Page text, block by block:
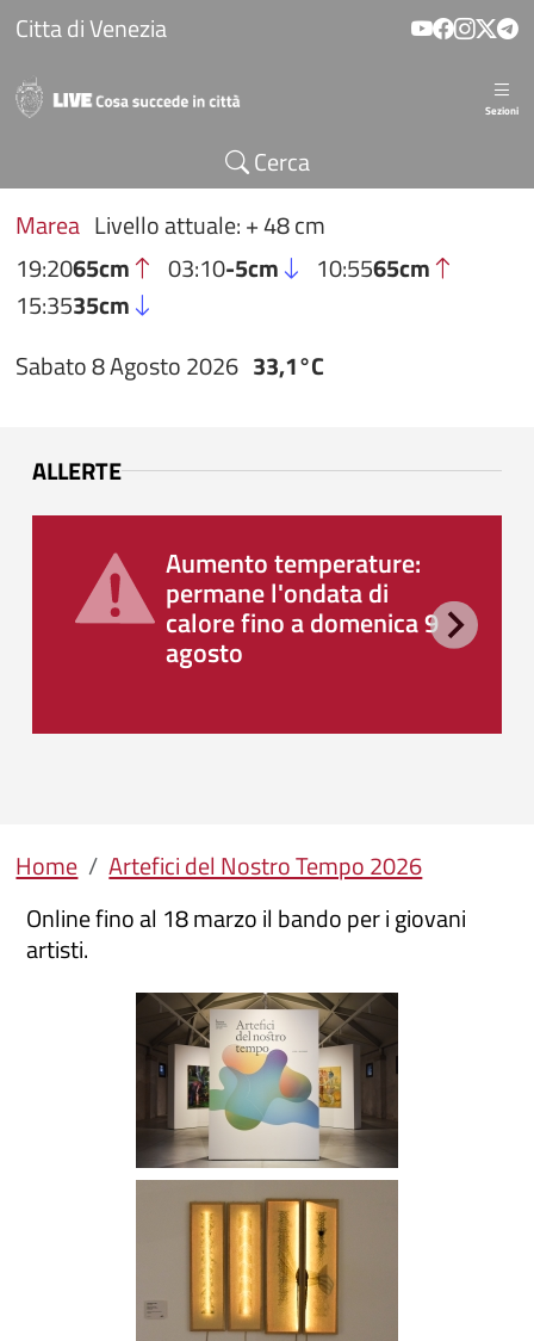
Salta al contenuto principale
Citta di Venezia
Sezioni
Cerca
Marea Livello attuale: + 48 cm
19:2065cm 03:10-5cm 10:5565cm
15:3535cm
Sabato 8 Agosto 2026 33,1°C
ALLERTE
Aumento temperature:
permane l'ondata di
calore fino a domenica 9
agosto
Briciole di pane
Home
Artefici del Nostro Tempo 2026
Online fino al 18 marzo il bando per i giovani
artisti.